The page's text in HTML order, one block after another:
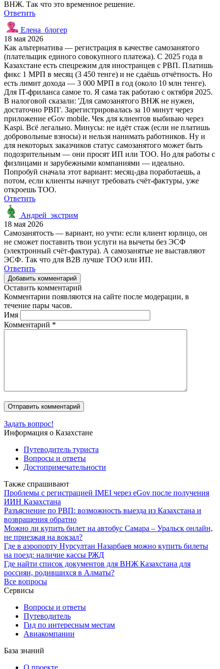
ВНЖ. Так что это временное решение.
Ответить
Елена_блогер
18 мая 2026
Как альтернатива — регистрация в качестве самозанятого
(плательщик единого совокупного платежа). С 2025 года в
Казахстане есть спецрежим для иностранцев с РВП. Платишь
фикс 1 МРП в месяц (3 450 тенге) и не сдаёшь отчётность. Но
есть лимит дохода — 3 000 МРП в год (около 10 млн тенге).
Для IT-фриланса самое то. Я сама так работаю с октября 2025.
В налоговой сказали: 'Для самозанятого ВНЖ не нужен,
достаточно РВП'. Зарегистрировалась за 10 минут через
приложение eGov mobile. Чек для клиентов выбиваю через
Kaspi. Всё легально. Минусы: не идёт стаж (если не платишь
добровольные взносы) и нельзя нанимать работников. Ну и
для некоторых заказчиков статус самозанятого может быть
подозрительным — они просят ИП или ТОО. Но для работы с
физлицами и зарубежными компаниями — идеально.
Попробуй сначала этот вариант: месяц-два поработаешь, а
потом, если клиенты начнут требовать счёт-фактуры, уже
откроешь ТОО.
Ответить
Андрей_экстрим
18 мая 2026
Самозанятость — вариант, но учти: если клиент юрлицо, он
не сможет поставить твои услуги на вычеты без ЭСФ
(электронный счёт-фактура). А самозанятые не выставляют
ЭСФ. Так что для B2B лучше ТОО или ИП.
Ответить
Добавить комментарий
Оставить комментарий
Комментарии появляются на сайте после модерации, в
течение пары часов.
Имя
Комментарий *
Задать вопрос!
Информация о Казахстане
Путеводитель туриста
Вопросы и ответы
Достопримечательности
Также спрашивают
Проблемы с регистрацией IMEI через eGov после получения
ИИН Казахстана
Разъяснение по РВП: возможность выезда из Казахстана и
возвращения обратно
Можно ли купить билет на автобус Самара – Уральск онлайн,
не приезжая на вокзал?
Где в аэропорту Нурсултан Назарбаев можно купить билеты
на поезд: наличие кассы РЖД
Где найти список документов для ВНЖ Казахстана для
россиян, родившихся в Алматы?
Все вопросы
Сервисы
Вопросы и ответы
Путеводитель
Гид по интересным местам
Авиакомпании
База знаний
О проекте